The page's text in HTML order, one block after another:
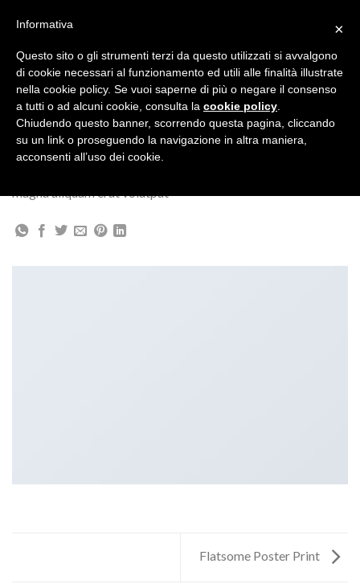
contenuti
Design
MAGAZINE
Lorem ipsum dolor sit amet, consectetuer adipiscing elit, sed
magna aliquam erat volutpat
Flatsome Poster Print
×
Informativa
Questo sito o gli strumenti terzi da questo utilizzati si avvalgono
di cookie necessari al funzionamento ed utili alle finalità illustrate
nella cookie policy. Se vuoi saperne di più o negare il consenso
a tutti o ad alcuni cookie, consulta la cookie policy
Chiudendo questo banner, scorrendo questa pagina, cliccando
su un link o proseguendo la navigazione in altra maniera,
acconsenti all’uso dei cookie.